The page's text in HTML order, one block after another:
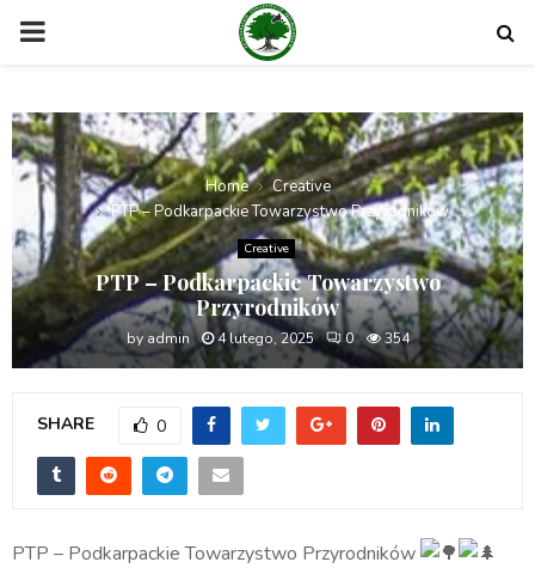
PRIMARY
Home
Creative
PTP – Podkarpackie Towarzystwo Przyrodników
Creative
PTP – Podkarpackie Towarzystwo
Przyrodników
by admin 4 lutego, 2025 0 354
SHARE 0
PTP – Podkarpackie Towarzystwo Przyrodników